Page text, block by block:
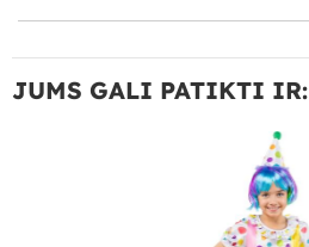
JUMS GALI PATIKTI IR: